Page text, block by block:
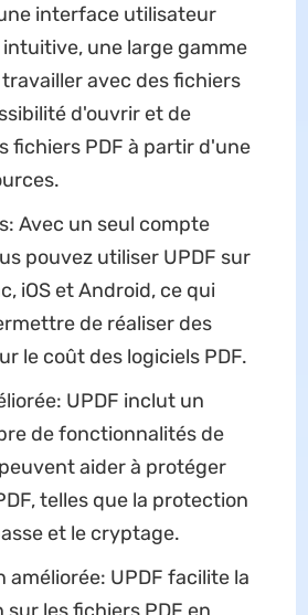
interface utilisateur
une large gamme
avec des fichiers
d'ouvrir et de
fichiers PDF à partir d'une
Avec un seul compte
pouvez utiliser UPDF sur
iOS et Android, ce qui
de réaliser des
le coût des logiciels PDF.
UPDF inclut un
de fonctionnalités de
aider à protéger
telles que la protection
et le cryptage.
améliorée: UPDF facilite la